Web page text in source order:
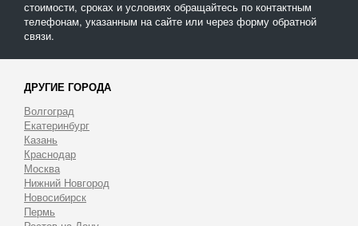
стоимости, сроках и условиях обращайтесь по контактным
телефонам, указанным на сайте или через форму обратной
связи.
ДРУГИЕ ГОРОДА
Волгоград
Екатеринбург
Казань
Краснодар
Москва
Нижний Новгород
Новосибирск
Пермь